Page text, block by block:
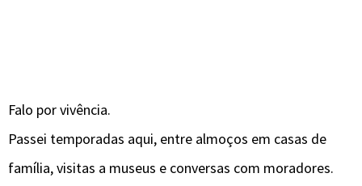
Falo por vivência.
Passei temporadas aqui, entre almoços em casas de
família, visitas a museus e conversas com moradores.